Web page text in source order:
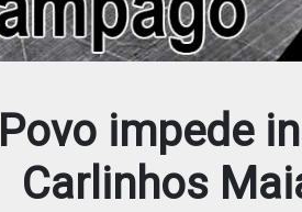
Povo impede
Carlinhos